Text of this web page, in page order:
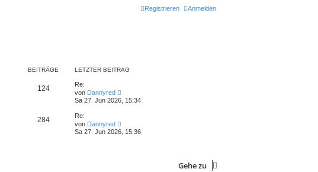
Anmelden
Registrieren
BEITRÄGE LETZTER BEITRAG
124
Re:
von Dannyred
e
u
e
Sa 27. Jun 2026, 15:34
284
Re:
von Dannyred
e
u
Sa 27. Jun 2026, 15:36
Gehe zu